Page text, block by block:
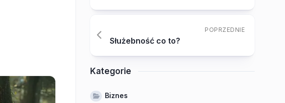
POPRZEDNIE
Służebność co to?
Kategorie
Biznes